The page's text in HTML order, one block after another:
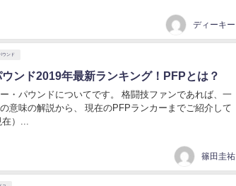
ディーキー
ウンド
ンド2019年最新ランキング！PFPとは？
いてです。 格闘技ファンであれば、一
意味の解説から、 現在のPFPランカーまでご紹介して
）...
篠田圭祐